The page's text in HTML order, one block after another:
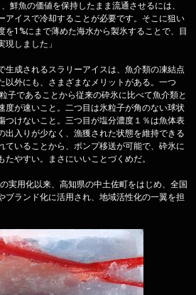
魚の価値を保持したまま流通させるには、
イスで冷却することが必要です。そこに狙い
を1%にまで薄めた海水から製氷することで、目
しました」
成されるスラリーアイスは、魚介類の凍結点
以外にも、さまざまなメリットがある。一つ
子であることから従来の砕氷に比べて魚介類と
度が速いこと。二つ目は氷粒子が角のない球状
つけないこと。三つ目が塩分濃度１％は魚体表
出入りが少なく、漁獲された状態を維持できる
ていることから、ポンプ移送が可能で、砕氷に
たやすい。まさにいいことづくめだ。
実用化以来、高知県の中土佐町をはじめ、全国
ブランド化に活用され、地域活性化の一翼を担